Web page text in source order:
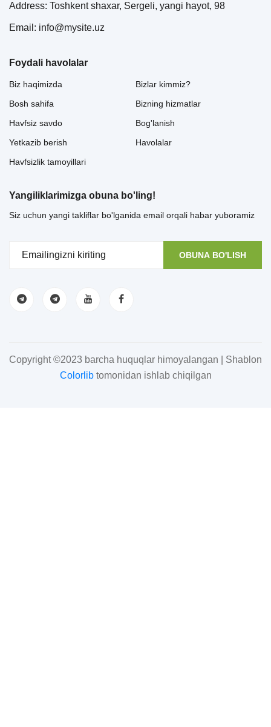
Address: Toshkent shaxar, Sergeli, yangi hayot, 98
Email: info@mysite.uz
Foydali havolalar
Biz haqimizda
Bosh sahifa
Havfsiz savdo
Yetkazib berish
Havfsizlik tamoyillari
Bizlar kimmiz?
Bizning hizmatlar
Bog'lanish
Havolalar
Yangiliklarimizga obuna bo'ling!
Siz uchun yangi takliflar bo'lganida email orqali habar yuboramiz
OBUNA BO'LISH
Copyright ©2023 barcha huquqlar himoyalangan | Shablon
Colorlibtomonidan ishlab chiqilgan